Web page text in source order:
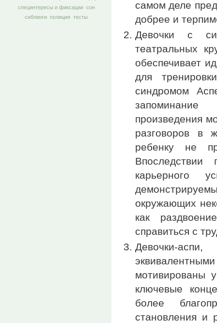
специнтересы и фиксации сон
сиблинги полиция тесты
самом деле
добрее и
Девочки с
театральных
обеспечивает
для
синдромом
запоминание
произведения
разговоров в
ребенку не
карьерного
окружающих
как
справиться с
Девочки-
мотивированы
ключевые
более
становления и